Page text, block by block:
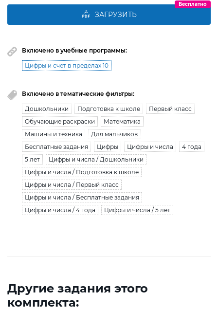
ЗАГРУЗИТЬ
Бесплатно
Включено в учебные программы:
Цифры и счет в пределах 10
Включено в тематические фильтры:
Дошкольники Подготовка к школе
Первый класс
Обучающие раскраски
Математика
Машины и техника
Для мальчиков
Бесплатные задания
Цифры Цифры и числа
4 года
5 лет
Цифры и числа / Дошкольники
Цифры и числа / Подготовка к школе
Цифры и числа / Первый класс
Цифры и числа / Бесплатные задания
Цифры и числа / 4 года
Цифры и числа / 5 лет
Другие задания этого
комплекта: